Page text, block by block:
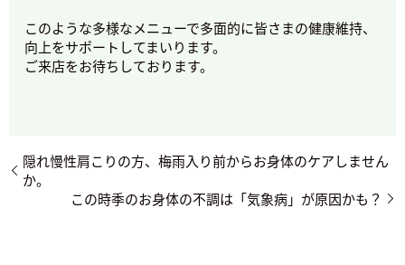
このような多様なメニューで多面的に皆さまの健康維持、
向上をサポートしてまいります。
ご来店をお待ちしております。
隠れ慢性肩こりの方、梅雨入り前からお身体のケアしません
か。
この時季のお身体の不調は「気象病」が原因かも？